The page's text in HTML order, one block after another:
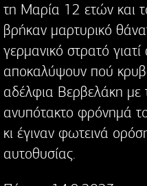
τη Μαρία 12 ετών και
βρήκαν μαρτυρικό
γερμανικό στρατό
αποκαλύψουν πού
αδέλφια Βερβελάκη με
ανυπότακτο φρόνημά
κι έγιναν φωτεινά
αυτοθυσίας.